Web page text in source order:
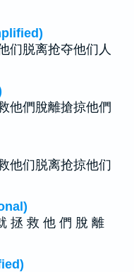
们脱离抢夺他们人
他們脫離搶掠他們
他们脱离抢掠他们
拯 救 他 們 脫 離